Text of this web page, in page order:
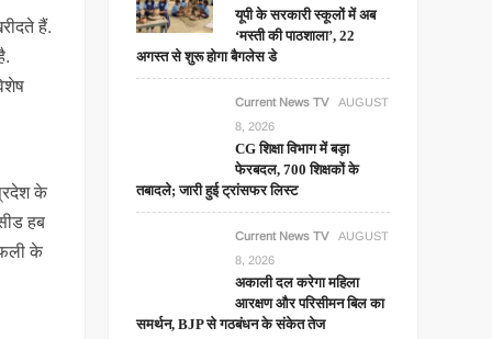
हैं.
के
हब
के
यूपी के सरकारी स्कूलों में अब
‘मस्ती की पाठशाला’, 22
अगस्त से शुरू होगा बैगलेस डे
Current News TV
AUGUST
8, 2026
CG शिक्षा विभाग में बड़ा
फेरबदल, 700 शिक्षकों के
तबादले; जारी हुई ट्रांसफर लिस्ट
Current News TV
AUGUST
8, 2026
अकाली दल करेगा महिला
आरक्षण और परिसीमन बिल का
समर्थन, BJP से गठबंधन के संकेत तेज